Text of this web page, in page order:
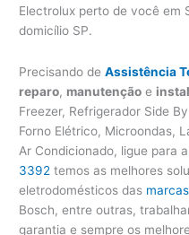
Electrolux perto de você em
domicílio SP.
Precisando deAssistência
reparo, manutenção e
Freezer, Refrigerador Side
Forno Elétrico, Microondas,
Ar Condicionado, ligue para
3392 temos as melhores
eletrodomésticos das
Bosch, entre outras,
garantia e sempre os